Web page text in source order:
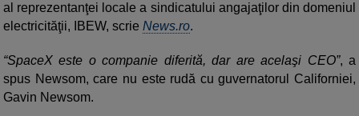
al reprezentanţei locale a sindicatului angajaţilor din domeniul
electricităţii, IBEW, scrie News.ro.
“SpaceX este o companie diferită, dar are acelaşi CEO”, a
spus Newsom, care nu este rudă cu guvernatorul Californiei,
Gavin Newsom.